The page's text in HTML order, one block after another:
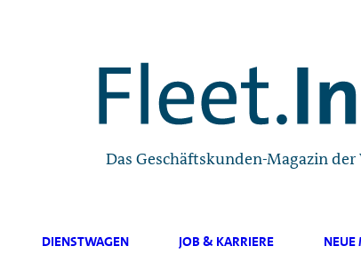
Das Geschäftskunden-Magazin der
DIENSTWAGEN JOB & KARRIERE NEUE